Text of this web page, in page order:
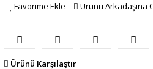
Favorime Ekle Ürünü Arkadaşına
Ürünü Karşılaştır